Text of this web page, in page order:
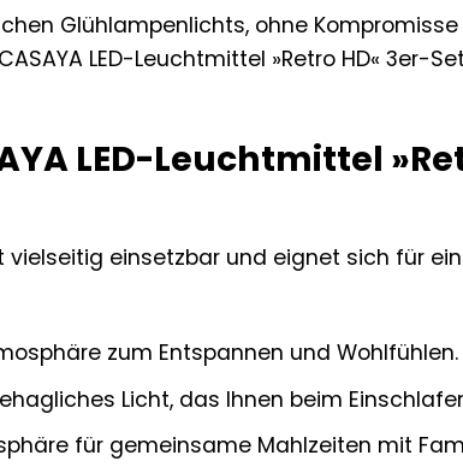
Glühlampenlichts, ohne Kompromisse
LED-Leuchtmittel »Retro HD« 3er-
LED-Leuchtmittel
vielseitig einsetzbar und eignet sich für
zum Entspannen und Wohlfühlen.
Licht, das Ihnen beim
für gemeinsame Mahlzeiten mit